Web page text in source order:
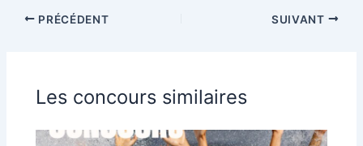
PRÉCÉDENT SUIVANT
Les concours similaires